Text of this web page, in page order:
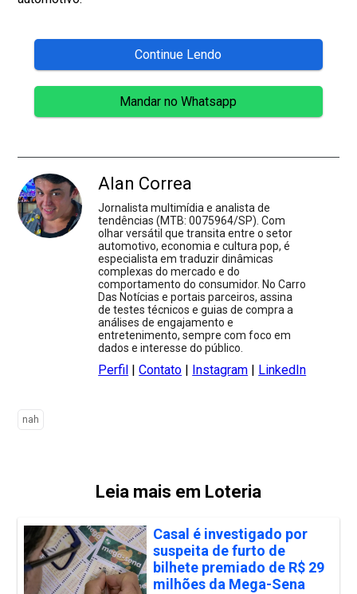
Continue Lendo
Mandar no Whatsapp
Alan Correa
Jornalista multimídia e analista de
tendências (MTB: 0075964/SP). Com
olhar versátil que transita entre o setor
automotivo, economia e cultura pop, é
especialista em traduzir dinâmicas
complexas do mercado e do
comportamento do consumidor. No Carro
Das Notícias e portais parceiros, assina
de testes técnicos e guias de compra a
análises de engajamento e
entretenimento, sempre com foco em
dados e interesse do público.
Perfil |Contato Instagram LinkedIn
nah
Leia mais em Loteria
Casal é investigado por
suspeita de furto de
bilhete premiado de R$ 29
milhões da Mega-Sena